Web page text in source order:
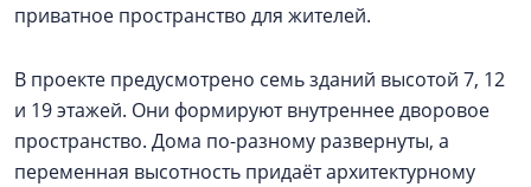
приватное пространство для жителей.
В проекте предусмотрено семь зданий высотой 7, 12
и 19 этажей. Они формируют внутреннее дворовое
пространство. Дома по-разному развернуты, а
переменная высотность придаёт архитектурному